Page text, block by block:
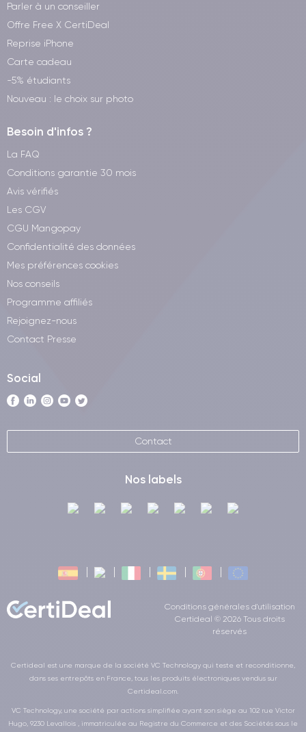
Parler à un conseiller
Offre Free X CertiDeal
Reprise iPhone
Carte cadeau
-5% étudiants
Nouveau : le choix sur photo
Besoin d'infos ?
La FAQ
Conditions garantie 30 mois
Avis vérifiés
Les CGV
CGU Mangopay
Confidentialité des données
Mes préférences cookies
Nos conseils
Programme affiliés
Rejoignez-nous
Contact Presse
Social
Contact
Nos labels
Conditions générales d'utilisation
Certideal © 2026 Tous droits
réservés
Certideal est une marque de la société VC Technology qui teste et reconditionne,
dans ses entrepôts en France, tous les produits électroniques vendus sur
Certideal.com.
VC Technology, une société par actions simplifiée ayant son siège au 102 rue Victor
Hugo, 9230 Levallois , immatriculée au Registre du Commerce et des Sociétés sous le